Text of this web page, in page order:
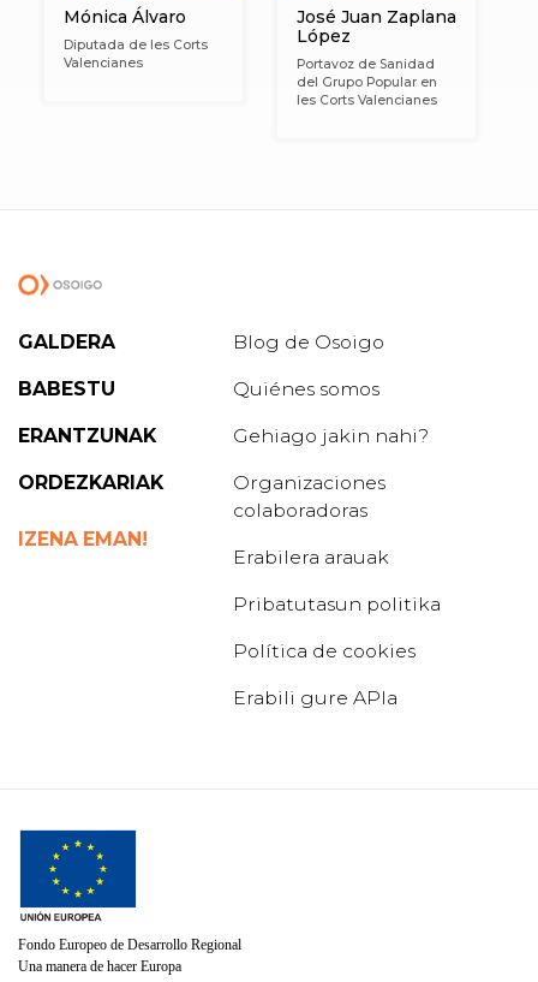
Mónica Álvaro
Diputada de les Corts
Valencianes
José Juan Zaplana
López
Portavoz de Sanidad
del Grupo Popular en
les Corts Valencianes
GALDERA
BABESTU
ERANTZUNAK
ORDEZKARIAK
IZENA EMAN!
Blog de Osoigo
Quiénes somos
Gehiago jakin nahi?
Organizaciones
colaboradoras
Erabilera arauak
Pribatutasun politika
Política de cookies
Erabili gure APIa
Fondo Europeo de Desarrollo Regional
Una manera de hacer Europa